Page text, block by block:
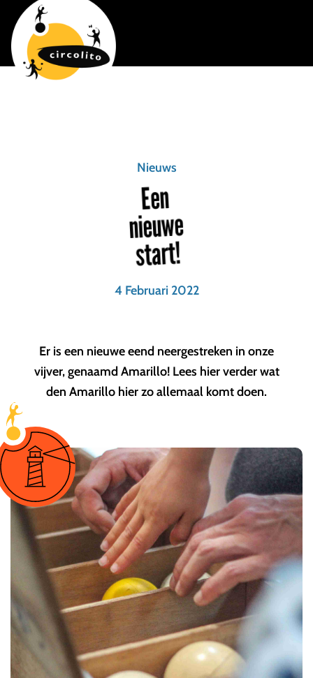
Nieuws
Een
nieuwe
start!
4 Februari 2022
Er is een nieuwe eend neergestreken in onze
vijver, genaamd Amarillo! Lees hier verder wat
den Amarillo hier zo allemaal komt doen.